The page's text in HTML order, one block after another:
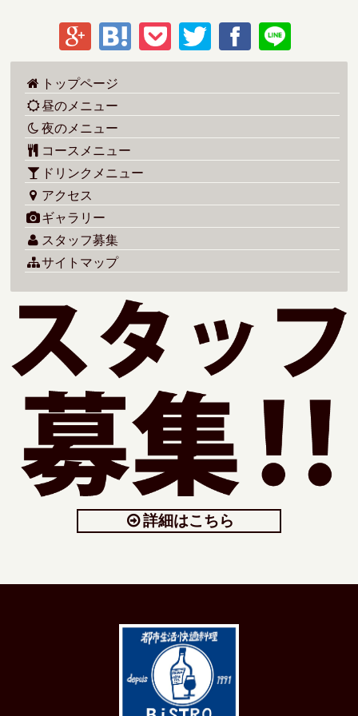
トップページ
昼のメニュー
夜のメニュー
コースメニュー
ドリンクメニュー
アクセス
ギャラリー
スタッフ募集
サイトマップ
詳細はこちら